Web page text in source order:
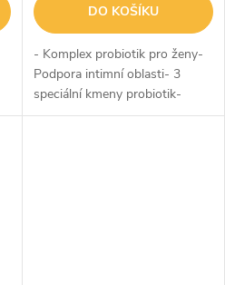
DO KOŠÍKU
- Komplex probiotik pro ženy-
Podpora intimní oblasti- 3
speciální kmeny probiotik-
Garance 2,5 miliardy KTJ v